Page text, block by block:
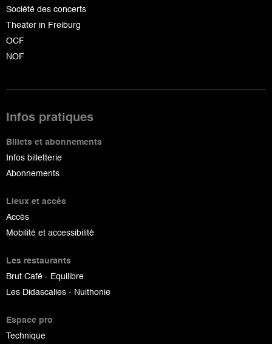
Société des concerts
Theater in Freiburg
OCF
NOF
Infos pratiques
Billets et abonnements
Infos billetterie
Abonnements
Lieux et accès
Accès
Mobilité et accessibilité
Les restaurants
Brut Café - Equilibre
Les Didascalies - Nuithonie
Espace pro
Technique